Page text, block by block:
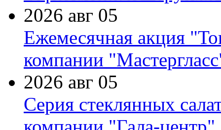
2026 авг 05
Ежемесячная акция
компании
2026 авг 05
Серия стеклянных